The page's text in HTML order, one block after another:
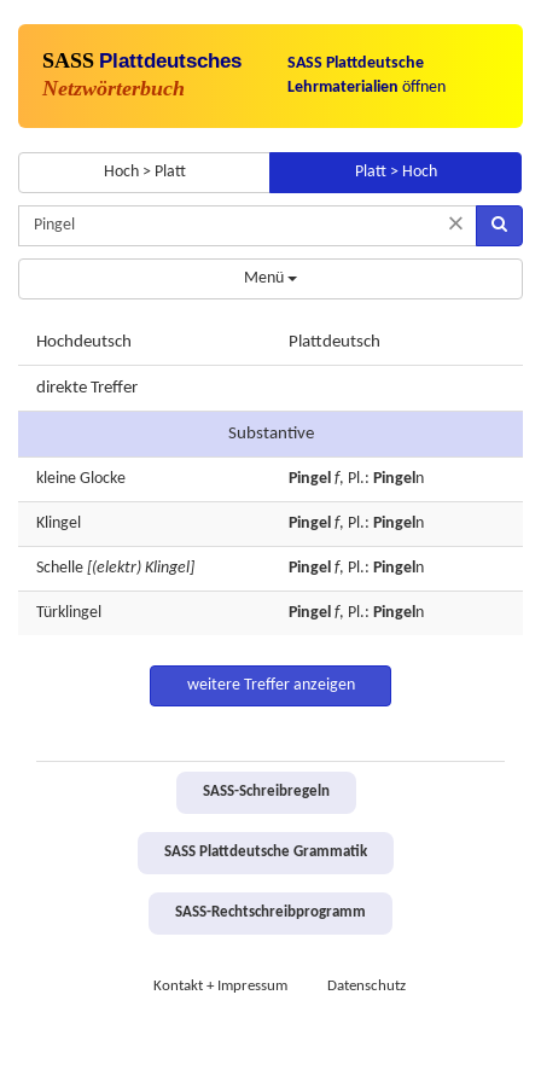
SASS Plattdeutsches
Netzwörterbuch
SASS Plattdeutsche
Lehrmaterialien öffnen
Hoch > Platt Platt > Hoch
×
Menü
Hochdeutsch Plattdeutsch
direkte Treffer
Substantive
kleine Glocke Pingel f, Pl.: Pingeln
Klingel Pingel f, Pl.: Pingeln
Schelle [(elektr) Klingel] Pingel f, Pl.: Pingeln
Türklingel Pingel f, Pl.: Pingeln
weitere Treffer anzeigen
SASS-Schreibregeln
SASS Plattdeutsche Grammatik
SASS-Rechtschreibprogramm
Kontakt + Impressum Datenschutz